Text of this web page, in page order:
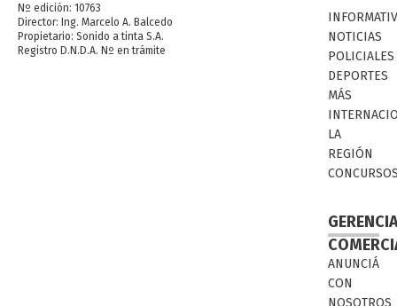
Nº edición: 10763
Director: Ing. Marcelo A. Balcedo
Propietario: Sonido a tinta S.A.
Registro D.N.D.A. Nº en trámite
NOTICIAS
POLICIALES
DEPORTES
MÁS
LA
REGIÓN
ANUNCIÁ
CON
NOSOTROS